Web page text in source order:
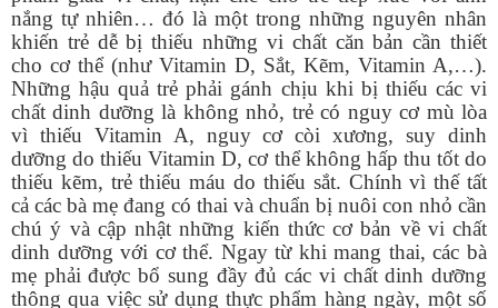
nắng tự nhiên… đó là một trong những nguyên nhân
khiến trẻ dễ bị thiếu những vi chất căn bản cần thiết
cho cơ thể (như Vitamin D, Sắt, Kẽm, Vitamin A,…).
Những hậu quả trẻ phải gánh chịu khi bị thiếu các vi
chất dinh dưỡng là không nhỏ, trẻ có nguy cơ mù lòa
vì thiếu Vitamin A, nguy cơ còi xương, suy dinh
dưỡng do thiếu Vitamin D, cơ thể không hấp thu tốt do
thiếu kẽm, trẻ thiếu máu do thiếu sắt. Chính vì thế tất
cả các bà mẹ đang có thai và chuẩn bị nuôi con nhỏ cần
chú ý và cập nhật những kiến thức cơ bản về vi chất
dinh dưỡng với cơ thể. Ngay từ khi mang thai, các bà
mẹ phải được bổ sung đầy đủ các vi chất dinh dưỡng
thông qua việc sử dụng thực phẩm hàng ngày, một số